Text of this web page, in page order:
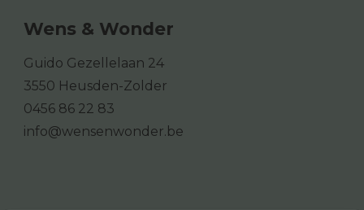
Wens & Wonder
Guido Gezellelaan 24
3550 Heusden-Zolder
0456 86 22 83
info@wensenwonder.be